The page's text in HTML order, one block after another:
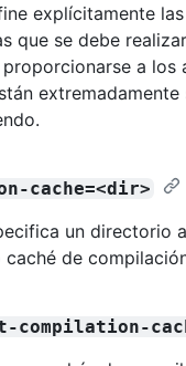
explícitamente
que se debe
a los
cache=<dir>
un directorio
de
compilation-